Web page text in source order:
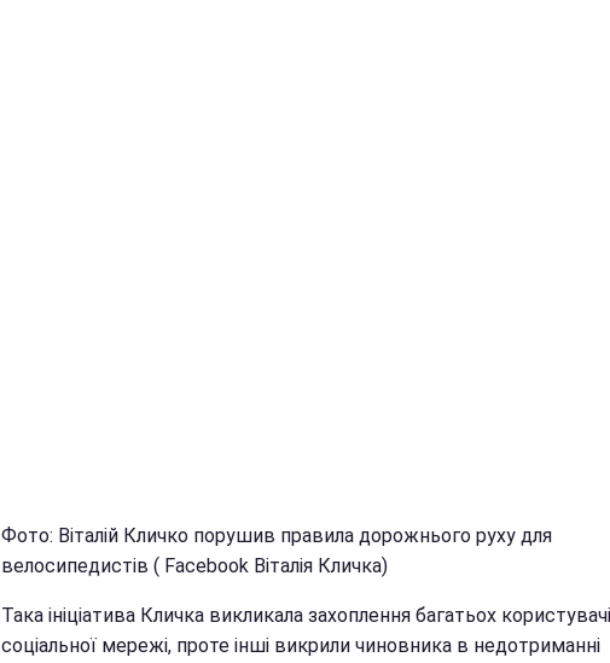
Фото: Віталій Кличко порушив правила дорожнього руху для
велосипедистів ( Facebook Віталія Кличка)
Така ініціатива Кличка викликала захоплення багатьох
соціальної мережі, проте інші викрили чиновника в недотриманні